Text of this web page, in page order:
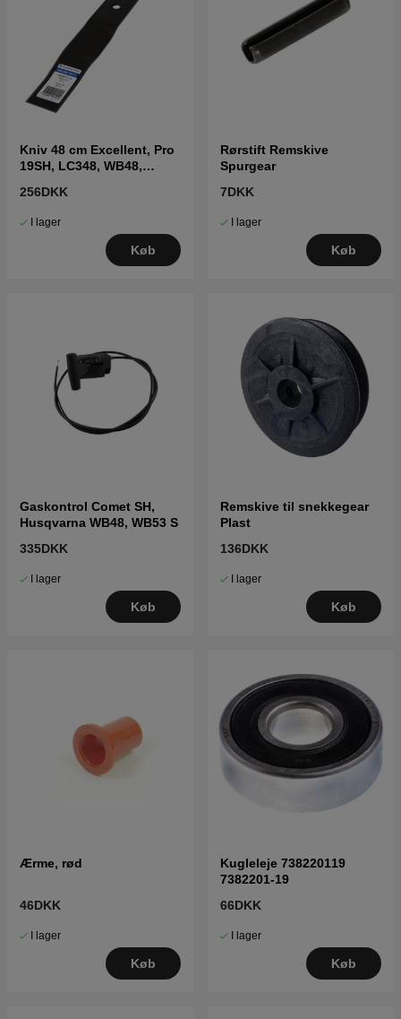
Kniv 48 cm Excellent, Pro
19SH, LC348, WB48,
256DKK
I lager
Køb
Rørstift Remskive
Spurgear
7DKK
I lager
Køb
Gaskontrol Comet SH,
Husqvarna WB48, WB53 S
335DKK
I lager
Køb
Remskive til snekkegear
Plast
136DKK
I lager
Køb
Ærme, rød
46DKK
I lager
Køb
Kugleleje 738220119
7382201-19
66DKK
I lager
Køb